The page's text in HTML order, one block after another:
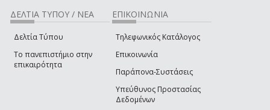
ΔΕΛΤΙΑ ΤΥΠΟΥ / ΝΕΑ
Δελτία Τύπου
Το πανεπιστήμιο στην
επικαιρότητα
ΕΠΙΚΟΙΝΩΝΙΑ
Τηλεφωνικός Κατάλογος
Επικοινωνία
Παράπονα-Συστάσεις
Υπεύθυνος Προστασίας
Δεδομένων